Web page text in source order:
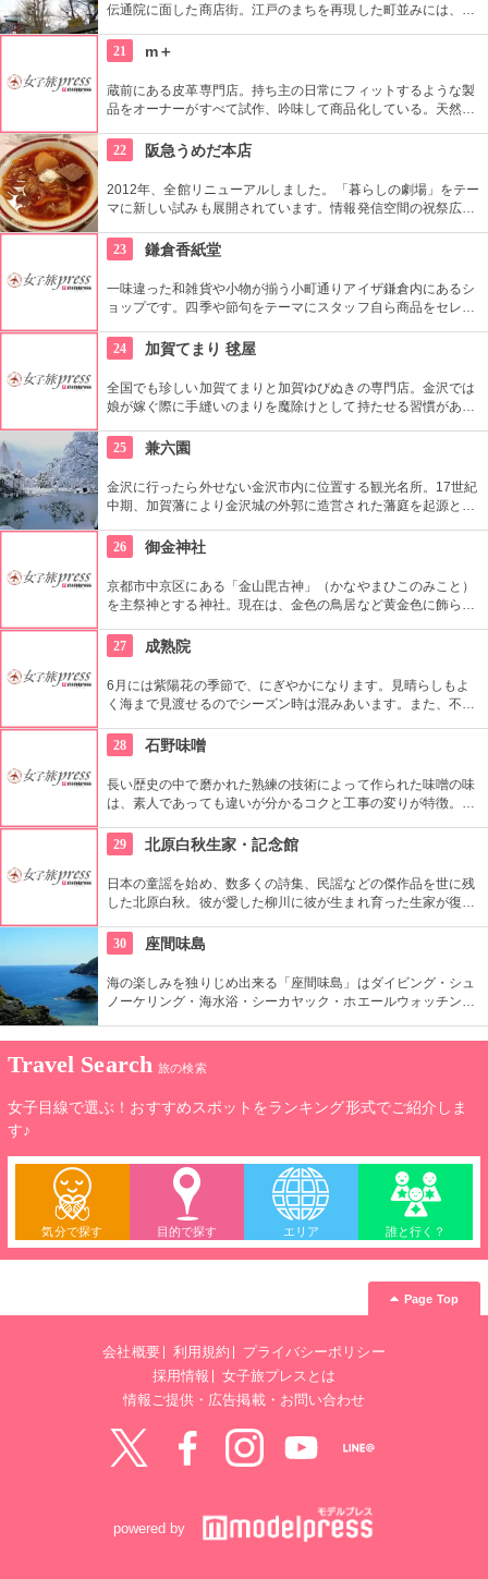
伝通院に面した商店街。江戸のまちを再現した町並みには、屋
あります。多彩なお店が並んでいて、買い物や食事も楽しめま
す。
21 m＋
蔵前にある皮革専門店。持ち主の日常にフィットするような製
品をオーナーがすべて試作、吟味して商品化している。天然素
22
阪急うめだ本店
2012年、全館リニューアルしました。「暮らしの劇場」をテー
マに新しい試みも展開されています。情報発信空間の祝祭広場
した「うめだスーク」、20店以上が出店するレストラン街、シ
ョーケースがズラリと並ぶスイーツブティックストリートなど
魅力満載です。
23 鎌倉香紙堂
一味違った和雑貨や小物が揃う小町通りアイザ鎌倉内にあるシ
ョップです。四季や節句をテーマにスタッフ自ら商品をセレク
や手ぬぐいは、見ているだけで心がわくわくします！
24 加賀てまり 毬屋
全国でも珍しい加賀てまりと加賀ゆびぬきの専門店。金沢では
娘が嫁ぐ際に手縫いのまりを魔除けとして持たせる習慣があ
していて、自分でてまりやゆびぬきを作ることもできる。
25 兼六園
金沢に行ったら外せない金沢市内に位置する観光名所。17世紀
中期、加賀藩により金沢城の外郭に造営された藩庭を起源とす
市の偕楽園と並んで、日本三名園の一つ。1922年に国の名勝、
1985年には国の特別名勝に指定。
26 御金神社
京都市中京区にある「金山毘古神」（かなやまひこのみこと）
を主祭神とする神社。現在は、金色の鳥居など黄金色に飾られ
27
成熟院
6月には紫陽花の季節で、にぎやかになります。見晴らしもよ
く海まで見渡せるのでシーズン時は混みあいます。また、不動
ットとして訪れられます。
28 石野味噌
長い歴史の中で磨かれた熟練の技術によって作られた味噌の味
は、素人であっても違いが分かるコクと工事の変りが特徴。
ないと言ってしまうだろう。
29 北原白秋生家・記念館
日本の童謡を始め、数多くの詩集、民謡などの傑作品を世に残
した北原白秋。彼が愛した柳川に彼が生まれ育った生家が復元
念館には、白秋の遺品や詩集などが数多く展示されています。
30 座間味島
海の楽しみを独りじめ出来る「座間味島」はダイビング・シュ
ノーケリング・海水浴・シーカヤック・ホエールウォッチン
ます。大自然の海に触れ地球を感じます。
Travel Search 旅の検索
女子目線で選ぶ！おすすめスポットをランキング形式でご紹介しま
す♪
気分で探す 目的で探す エリア 誰と行く？
Page Top
会社概要 利用規約
プライバシーポリシー
採用情報
女子旅プレスとは
情報ご提供・広告掲載・お問い合わせ
powered by